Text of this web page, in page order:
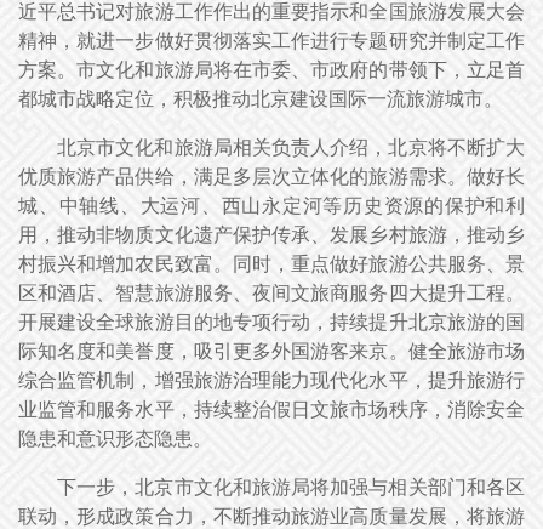
近平总书记对旅游工作作出的重要指示和全国旅游发展大会
精神，就进一步做好贯彻落实工作进行专题研究并制定工作
方案。市文化和旅游局将在市委、市政府的带领下，立足首
都城市战略定位，积极推动北京建设国际一流旅游城市。
北京市文化和旅游局相关负责人介绍，北京将不断扩大
优质旅游产品供给，满足多层次立体化的旅游需求。做好长
城、中轴线、大运河、西山永定河等历史资源的保护和利
用，推动非物质文化遗产保护传承、发展乡村旅游，推动乡
村振兴和增加农民致富。同时，重点做好旅游公共服务、景
区和酒店、智慧旅游服务、夜间文旅商服务四大提升工程。
开展建设全球旅游目的地专项行动，持续提升北京旅游的国
际知名度和美誉度，吸引更多外国游客来京。健全旅游市场
综合监管机制，增强旅游治理能力现代化水平，提升旅游行
业监管和服务水平，持续整治假日文旅市场秩序，消除安全
隐患和意识形态隐患。
下一步，北京市文化和旅游局将加强与相关部门和各区
联动，形成政策合力，不断推动旅游业高质量发展，将旅游